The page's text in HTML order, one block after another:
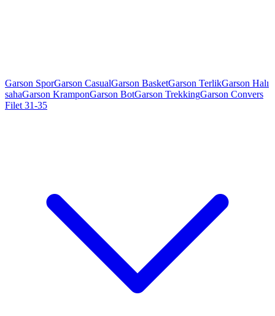
Garson SporGarson CasualGarson BasketGarson TerlikGarson Halı
sahaGarson KramponGarson BotGarson TrekkingGarson Convers
Filet 31-35